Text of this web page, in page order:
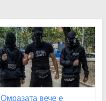
Омразата вече е